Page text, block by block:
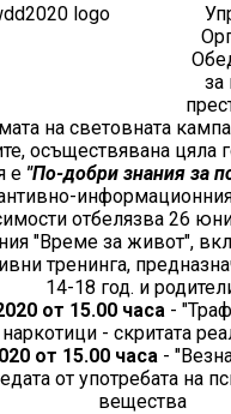
за
на световната
осъществявана цяла
е "По-добри знания за
отбелязва 26
"Време за живот",
тренинга,
14-18 год. и
от 15.00 часа -
наркотици - скритата
от 15.00 часа -
от употребата на
вещества